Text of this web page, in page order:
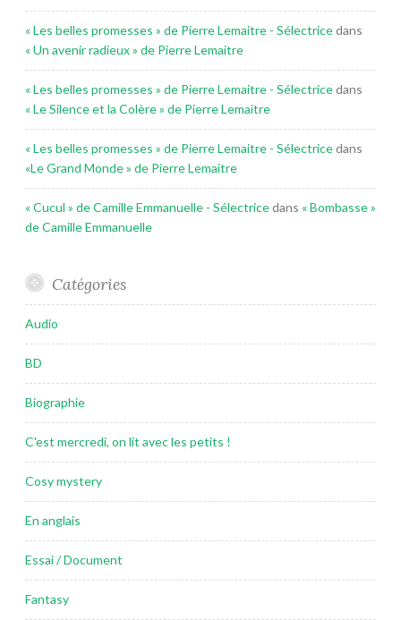
« Les belles promesses » de Pierre Lemaitre - Sélectricedans
« Un avenir radieux » de Pierre Lemaitre
« Les belles promesses » de Pierre Lemaitre - Sélectricedans
« Le Silence et la Colère » de Pierre Lemaitre
« Les belles promesses » de Pierre Lemaitre - Sélectricedans
«Le Grand Monde » de Pierre Lemaitre
« Cucul » de Camille Emmanuelle - Sélectricedans « Bombasse »
de Camille Emmanuelle
Catégories
Audio
BD
Biographie
C'est mercredi, on lit avec les petits !
Cosy mystery
En anglais
Essai / Document
Fantasy